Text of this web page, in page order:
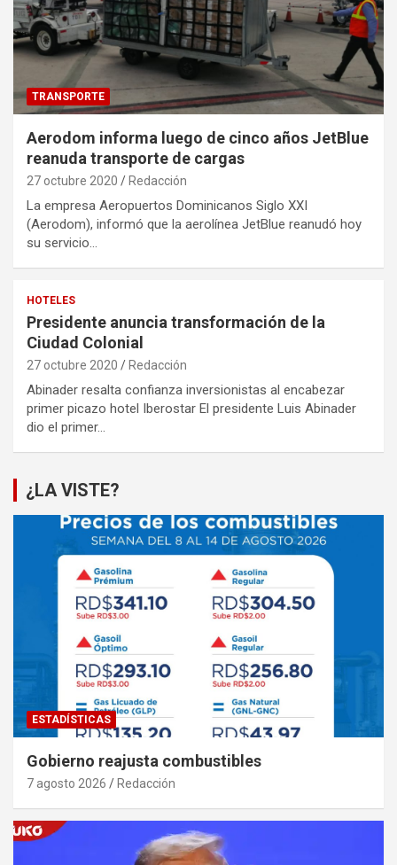
TRANSPORTE
Aerodom informa luego de cinco años JetBlue
reanuda transporte de cargas
27 octubre 2020 Redacción
La empresa Aeropuertos Dominicanos Siglo XXI
(Aerodom), informó que la aerolínea JetBlue reanudó hoy
su servicio…
HOTELES
Presidente anuncia transformación de la
Ciudad Colonial
27 octubre 2020 Redacción
Abinader resalta confianza inversionistas al encabezar
primer picazo hotel Iberostar El presidente Luis Abinader
dio el primer…
¿LA VISTE?
ESTADÍSTICAS
Gobierno reajusta combustibles
7 agosto 2026 Redacción